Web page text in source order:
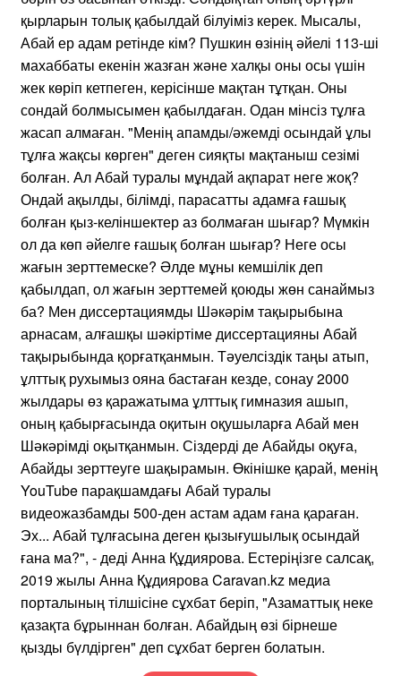
қырларын толық қабылдай білуіміз керек. Мысалы,
Абай ер адам ретінде кім? Пушкин өзінің әйелі 113-ші
махаббаты екенін жазған және халқы оны осы үшін
жек көріп кетпеген, керісінше мақтан тұтқан. Оны
сондай болмысымен қабылдаған. Одан мінсіз тұлға
жасап алмаған. "Менің апамды/әжемді осындай ұлы
тұлға жақсы көрген" деген сияқты мақтаныш сезімі
болған. Ал Абай туралы мұндай ақпарат неге жоқ?
Ондай ақылды, білімді, парасатты адамға ғашық
болған қыз-келіншектер аз болмаған шығар? Мүмкін
ол да көп әйелге ғашық болған шығар? Неге осы
жағын зерттемеске? Әлде мұны кемшілік деп
қабылдап, ол жағын зерттемей қоюды жөн санаймыз
ба? Мен диссертациямды Шәкәрім тақырыбына
арнасам, алғашқы шәкіртіме диссертацияны Абай
тақырыбында қорғатқанмын. Тәуелсіздік таңы атып,
ұлттық рухымыз ояна бастаған кезде, сонау 2000
жылдары өз қаражатыма ұлттық гимназия ашып,
оның қабырғасында оқитын оқушыларға Абай мен
Шәкәрімді оқытқанмын. Сіздерді де Абайды оқуға,
Абайды зерттеуге шақырамын. Өкінішке қарай, менің
YouTube парақшамдағы Абай туралы
видеожазбамды 500-ден астам адам ғана қараған.
Эх... Абай тұлғасына деген қызығушылық осындай
ғана ма?", - деді Анна Құдиярова. Естеріңізге салсақ,
2019 жылы Анна Құдиярова Caravan.kz медиа
порталының тілшісіне сұхбат беріп, "Азаматтық неке
қазақта бұрыннан болған. Абайдың өзі бірнеше
қызды бүлдірген" деп сұхбат берген болатын.